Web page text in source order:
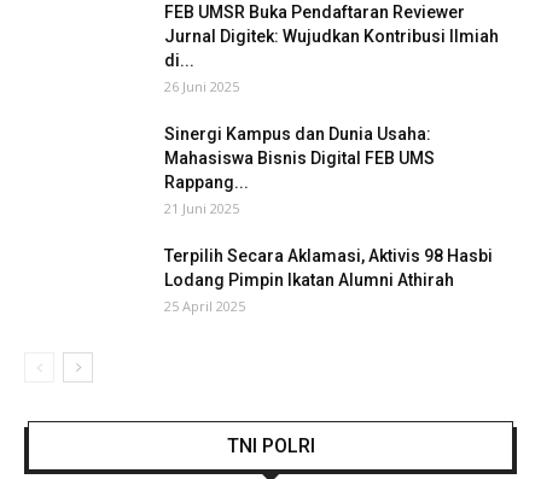
FEB UMSR Buka Pendaftaran Reviewer
Jurnal Digitek: Wujudkan Kontribusi Ilmiah
di...
26 Juni 2025
Sinergi Kampus dan Dunia Usaha:
Mahasiswa Bisnis Digital FEB UMS
Rappang...
21 Juni 2025
Terpilih Secara Aklamasi, Aktivis 98 Hasbi
Lodang Pimpin Ikatan Alumni Athirah
25 April 2025
TNI POLRI